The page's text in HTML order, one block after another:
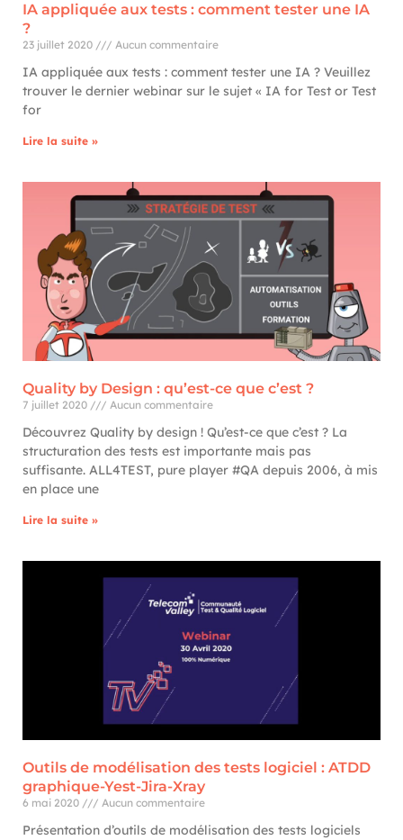
IA appliquée aux tests : comment tester une IA
?
23 juillet 2020 Aucun commentaire
IA appliquée aux tests : comment tester une IA ? Veuillez
trouver le dernier webinar sur le sujet « IA for Test or Test
for
Lire la suite »
Quality by Design : qu’est-ce que c’est ?
7 juillet 2020 Aucun commentaire
Découvrez Quality by design ! Qu’est-ce que c’est ? La
structuration des tests est importante mais pas
suffisante. ALL4TEST, pure player #QA depuis 2006, à mis
en place une
Lire la suite »
Outils de modélisation des tests logiciel : ATDD
graphique-Yest-Jira-Xray
6 mai 2020 Aucun commentaire
Présentation d’outils de modélisation des tests logiciels